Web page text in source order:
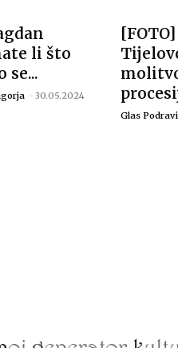
li što
se...
- 30.05.2024
Glas